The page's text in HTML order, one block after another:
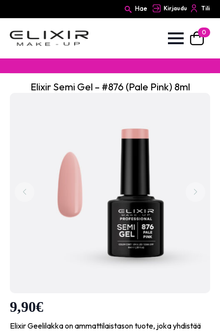
Hae Kirjaudu Tili
0
Elixir Semi Gel – #876 (Pale Pink) 8ml
9,90€
Elixir Geelilakka on ammattilaistason tuote, joka yhdistää